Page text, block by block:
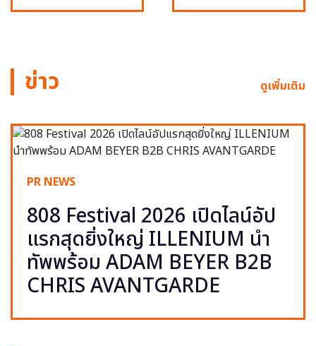
ข่าว ดูเพิ่มเติม
PR NEWS
808 Festival 2026 เปิดไลน์อัป
แรกสุดยิ่งใหญ่ ILLENIUM นำ
ทัพพร้อม ADAM BEYER B2B
CHRIS AVANTGARDE